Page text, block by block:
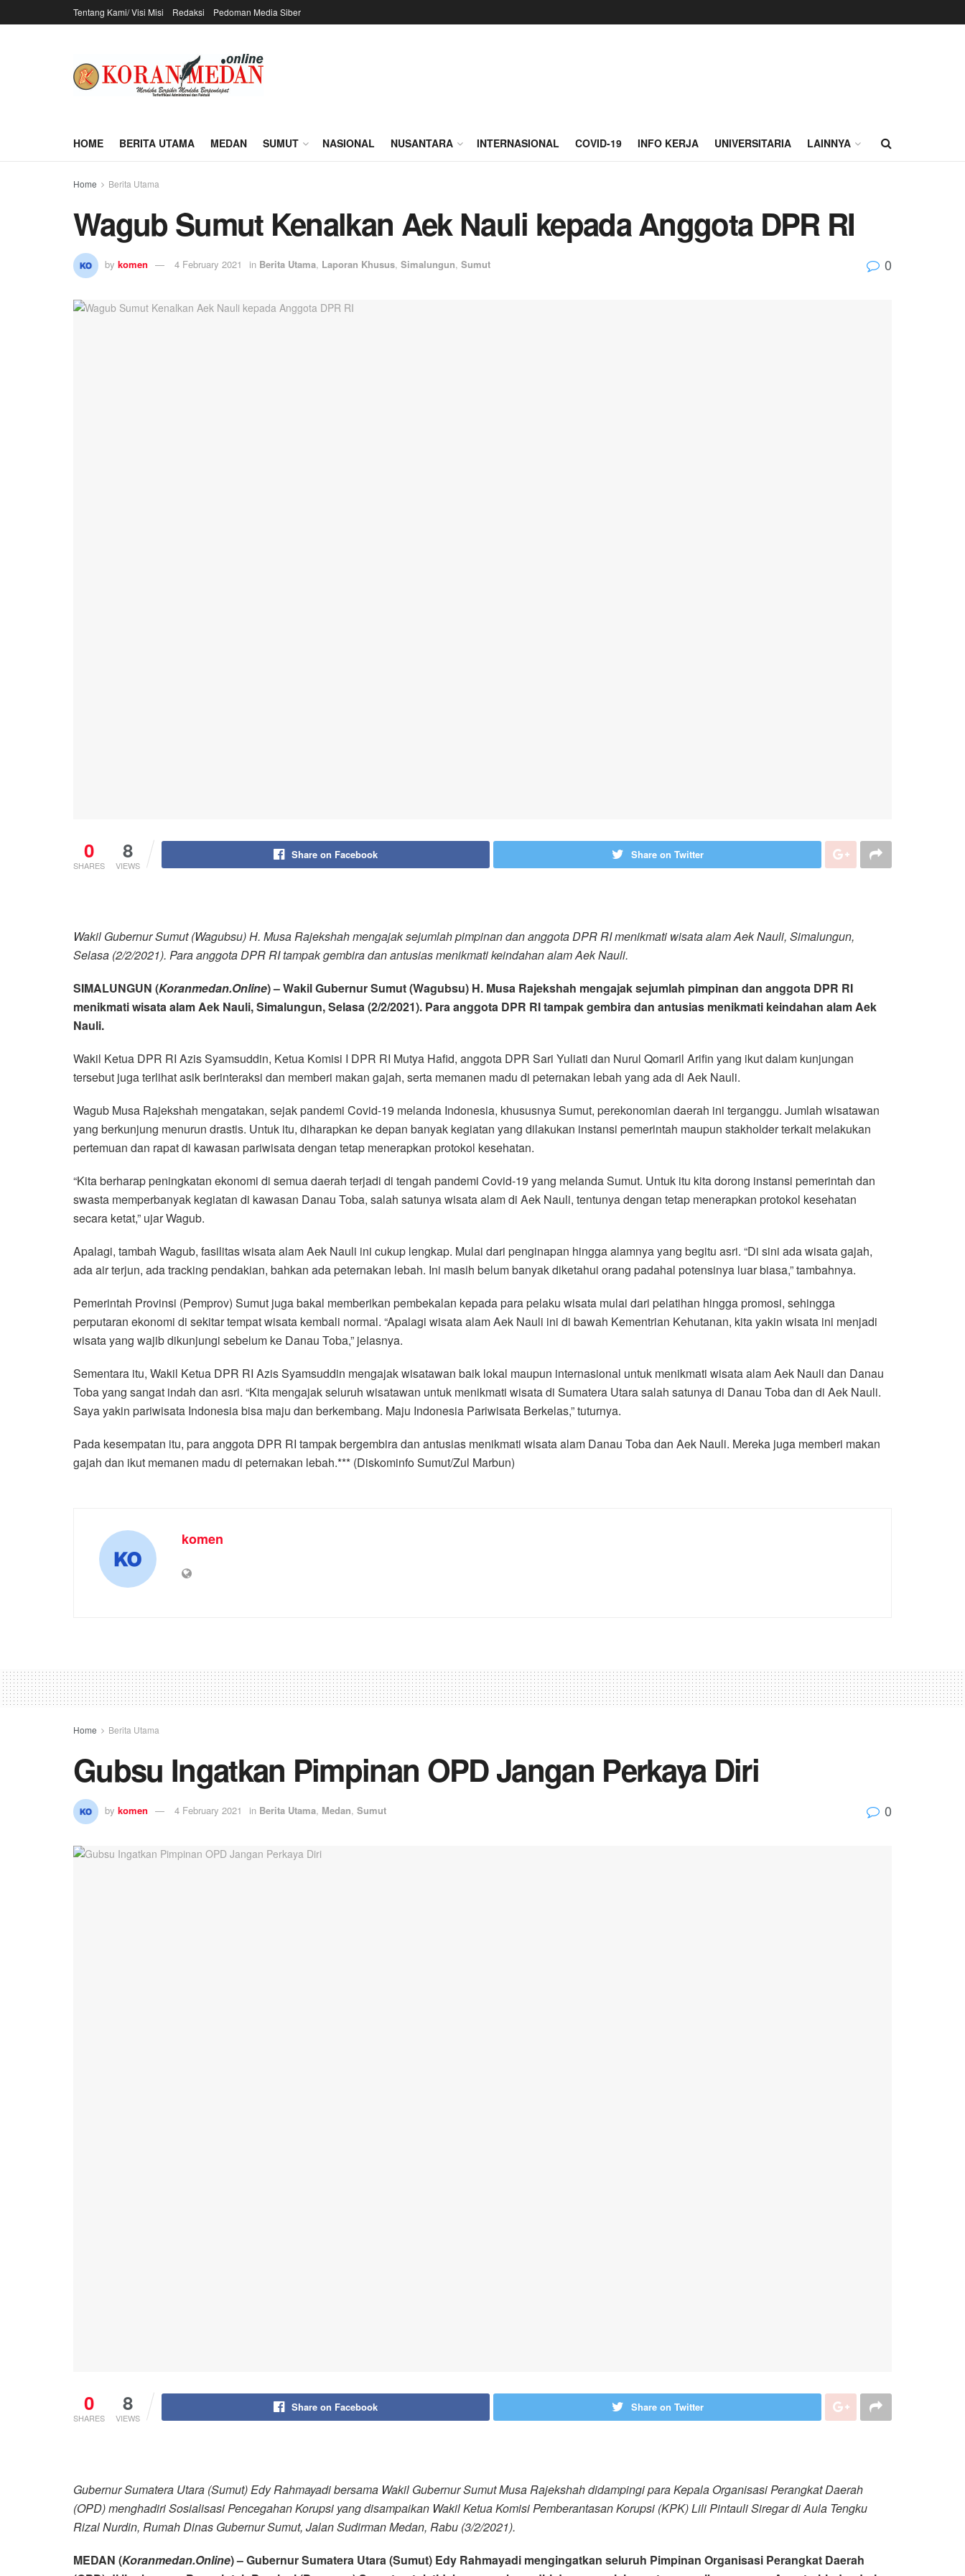
Tentang Kami/ Visi Misi Redaksi Pedoman Media Siber
HOME BERITA UTAMA MEDAN SUMUT NASIONAL NUSANTARA INTERNASIONAL COVID-19 INFO KERJA UNIVERSITARIA LAINNYA
Home Berita Utama
Wagub Sumut Kenalkan Aek Nauli kepada Anggota DPR RI
by komen 4 February 2021 in Berita Utama, Laporan Khusus, Simalungun, Sumut 0
0
SHARES
8
VIEWS
Share on Facebook Share on Twitter
Wakil Gubernur Sumut (Wagubsu) H. Musa Rajekshah mengajak sejumlah pimpinan dan anggota DPR RI menikmati wisata alam Aek Nauli, Simalungun,
Selasa (2/2/2021). Para anggota DPR RI tampak gembira dan antusias menikmati keindahan alam Aek Nauli.
SIMALUNGUN (Koranmedan.Online) – Wakil Gubernur Sumut (Wagubsu) H. Musa Rajekshah mengajak sejumlah pimpinan dan anggota DPR RI
menikmati wisata alam Aek Nauli, Simalungun, Selasa (2/2/2021). Para anggota DPR RI tampak gembira dan antusias menikmati keindahan alam Aek
Nauli.
Wakil Ketua DPR RI Azis Syamsuddin, Ketua Komisi I DPR RI Mutya Hafid, anggota DPR Sari Yuliati dan Nurul Qomaril Arifin yang ikut dalam kunjungan
tersebut juga terlihat asik berinteraksi dan memberi makan gajah, serta memanen madu di peternakan lebah yang ada di Aek Nauli.
Wagub Musa Rajekshah mengatakan, sejak pandemi Covid-19 melanda Indonesia, khususnya Sumut, perekonomian daerah ini terganggu. Jumlah wisatawan
yang berkunjung menurun drastis. Untuk itu, diharapkan ke depan banyak kegiatan yang dilakukan instansi pemerintah maupun stakholder terkait melakukan
pertemuan dan rapat di kawasan pariwisata dengan tetap menerapkan protokol kesehatan.
“Kita berharap peningkatan ekonomi di semua daerah terjadi di tengah pandemi Covid-19 yang melanda Sumut. Untuk itu kita dorong instansi pemerintah dan
swasta memperbanyak kegiatan di kawasan Danau Toba, salah satunya wisata alam di Aek Nauli, tentunya dengan tetap menerapkan protokol kesehatan
secara ketat,” ujar Wagub.
Apalagi, tambah Wagub, fasilitas wisata alam Aek Nauli ini cukup lengkap. Mulai dari penginapan hingga alamnya yang begitu asri. “Di sini ada wisata gajah,
ada air terjun, ada tracking pendakian, bahkan ada peternakan lebah. Ini masih belum banyak diketahui orang padahal potensinya luar biasa,” tambahnya.
Pemerintah Provinsi (Pemprov) Sumut juga bakal memberikan pembekalan kepada para pelaku wisata mulai dari pelatihan hingga promosi, sehingga
perputaran ekonomi di sekitar tempat wisata kembali normal. “Apalagi wisata alam Aek Nauli ini di bawah Kementrian Kehutanan, kita yakin wisata ini menjadi
wisata yang wajib dikunjungi sebelum ke Danau Toba,” jelasnya.
Sementara itu, Wakil Ketua DPR RI Azis Syamsuddin mengajak wisatawan baik lokal maupun internasional untuk menikmati wisata alam Aek Nauli dan Danau
Toba yang sangat indah dan asri. “Kita mengajak seluruh wisatawan untuk menikmati wisata di Sumatera Utara salah satunya di Danau Toba dan di Aek Nauli.
Saya yakin pariwisata Indonesia bisa maju dan berkembang. Maju Indonesia Pariwisata Berkelas,” tuturnya.
Pada kesempatan itu, para anggota DPR RI tampak bergembira dan antusias menikmati wisata alam Danau Toba dan Aek Nauli. Mereka juga memberi makan
gajah dan ikut memanen madu di peternakan lebah.*** (Diskominfo Sumut/Zul Marbun)
komen
Home Berita Utama
Gubsu Ingatkan Pimpinan OPD Jangan Perkaya Diri
by komen 4 February 2021 in Berita Utama, Medan, Sumut 0
0
SHARES
8
VIEWS
Share on Facebook Share on Twitter
Gubernur Sumatera Utara (Sumut) Edy Rahmayadi bersama Wakil Gubernur Sumut Musa Rajekshah didampingi para Kepala Organisasi Perangkat Daerah
(OPD) menghadiri Sosialisasi Pencegahan Korupsi yang disampaikan Wakil Ketua Komisi Pemberantasan Korupsi (KPK) Lili Pintauli Siregar di Aula Tengku
Rizal Nurdin, Rumah Dinas Gubernur Sumut, Jalan Sudirman Medan, Rabu (3/2/2021).
MEDAN (Koranmedan.Online) – Gubernur Sumatera Utara (Sumut) Edy Rahmayadi mengingatkan seluruh Pimpinan Organisasi Perangkat Daerah